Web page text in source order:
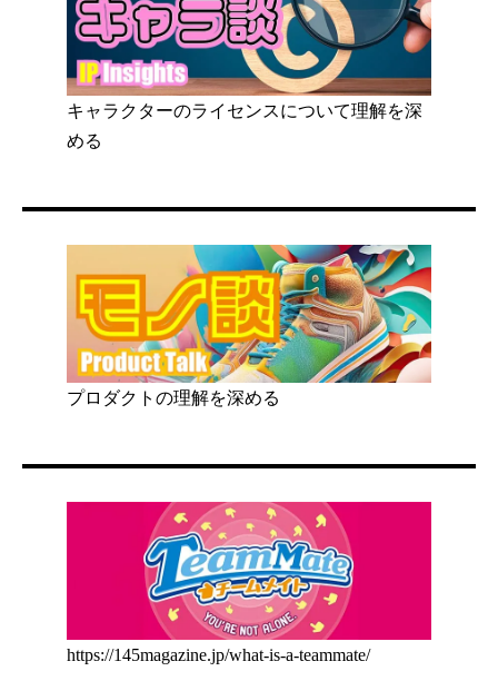
キャラクターのライセンスについて理解を深
める
プロダクトの理解を深める
https://145magazine.jp/what-is-a-teammate/